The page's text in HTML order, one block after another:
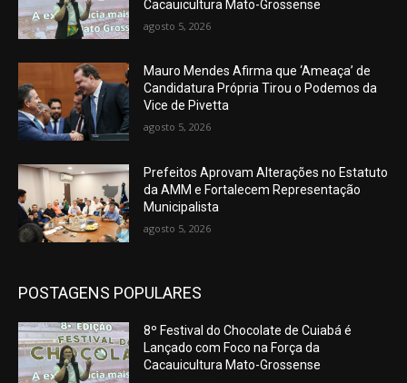
Cacauicultura Mato-Grossense
agosto 5, 2026
Mauro Mendes Afirma que ‘Ameaça’ de
Candidatura Própria Tirou o Podemos da
Vice de Pivetta
agosto 5, 2026
Prefeitos Aprovam Alterações no Estatuto
da AMM e Fortalecem Representação
Municipalista
agosto 5, 2026
POSTAGENS POPULARES
8º Festival do Chocolate de Cuiabá é
Lançado com Foco na Força da
Cacauicultura Mato-Grossense